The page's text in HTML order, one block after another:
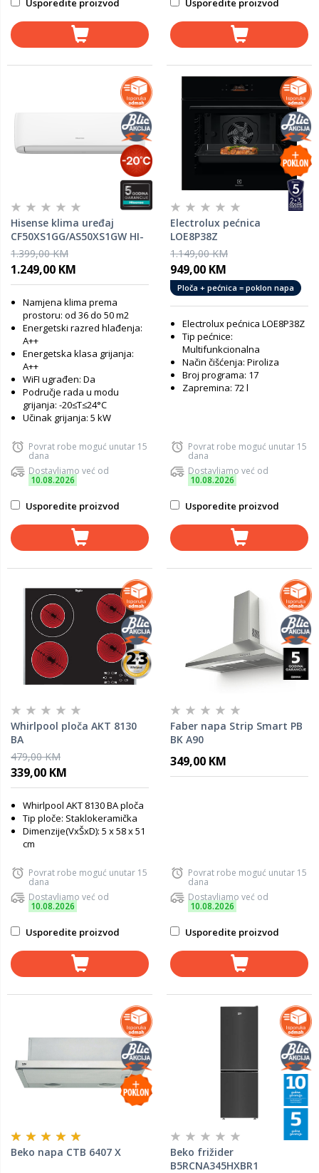
Usporedite proizvod Usporedite proizvod
Hisense klima uređaj
CF50XS1GG/AS50XS1GW HI-
Smart 18K
1.399,00 KM
1.249,00 KM
Namjena klima prema
prostoru: od 36 do 50 m2
Energetski razred hlađenja:
A++
Energetska klasa grijanja:
A++
WiFI ugrađen: Da
Područje rada u modu
grijanja: -20≤T≤24°C
Učinak grijanja: 5 kW
Povrat robe moguć unutar 15
dana
Dostavljamo već od
10.08.2026
Usporedite proizvod
Electrolux pećnica
LOE8P38Z
1.149,00 KM
949,00 KM
Ploča + pećnica = poklon napa
Electrolux pećnica LOE8P38Z
Tip pećnice:
Multifunkcionalna
Način čišćenja: Piroliza
Broj programa: 17
Zapremina: 72 l
Povrat robe moguć unutar 15
dana
Dostavljamo već od
10.08.2026
Usporedite proizvod
Whirlpool ploča AKT 8130
BA
479,00 KM
339,00 KM
Whirlpool AKT 8130 BA ploča
Tip ploče: Staklokeramička
Dimenzije(VxŠxD): 5 x 58 x 51
cm
Povrat robe moguć unutar 15
dana
Dostavljamo već od
10.08.2026
Usporedite proizvod
Faber napa Strip Smart PB
BK A90
349,00 KM
Povrat robe moguć unutar 15
dana
Dostavljamo već od
10.08.2026
Usporedite proizvod
Beko napa CTB 6407 X
Beko frižider
B5RCNA345HXBR1